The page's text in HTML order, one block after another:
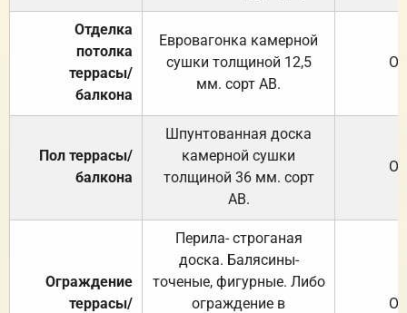
Отделка
потолка
террасы/
балкона
Евровагонка камерной
сушки толщиной 12,5
мм. сорт АВ.
Пол террасы/
балкона
Шпунтованная доска
камерной сушки
толщиной 36 мм. сорт
АВ.
Ограждение
террасы/
Перила- строганая
доска. Балясины-
точеные, фигурные. Либо
ограждение в